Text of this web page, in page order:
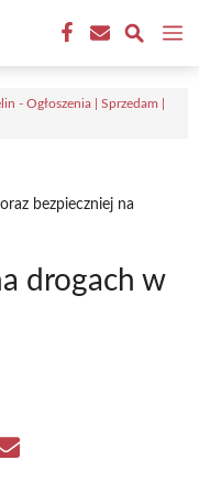
- Ogłoszenia | Sprzedam |
bezpieczniej na
drogach w
Share